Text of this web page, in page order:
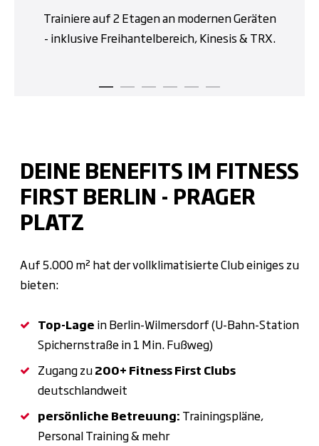
Trainiere auf 2 Etagen an modernen Geräten
- inklusive Freihantelbereich, Kinesis & TRX.
DEINE BENEFITS IM FITNESS
FIRST BERLIN - PRAGER
PLATZ
Auf 5.000 m² hat der vollklimatisierte Club einiges zu
bieten:
Top-Lage in Berlin-Wilmersdorf (U-Bahn-Station
Spichernstraße in 1 Min. Fußweg)
Zugang zu200+ Fitness First Clubs
deutschlandweit
persönliche Betreuung: Trainingspläne,
Personal Training & mehr